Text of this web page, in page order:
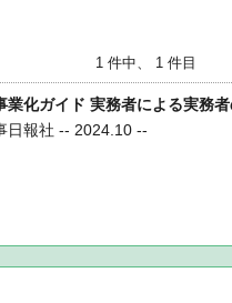
1 件中、 1 件目
化ガイド 実務者による実務
日報社 -- 2024.10 --